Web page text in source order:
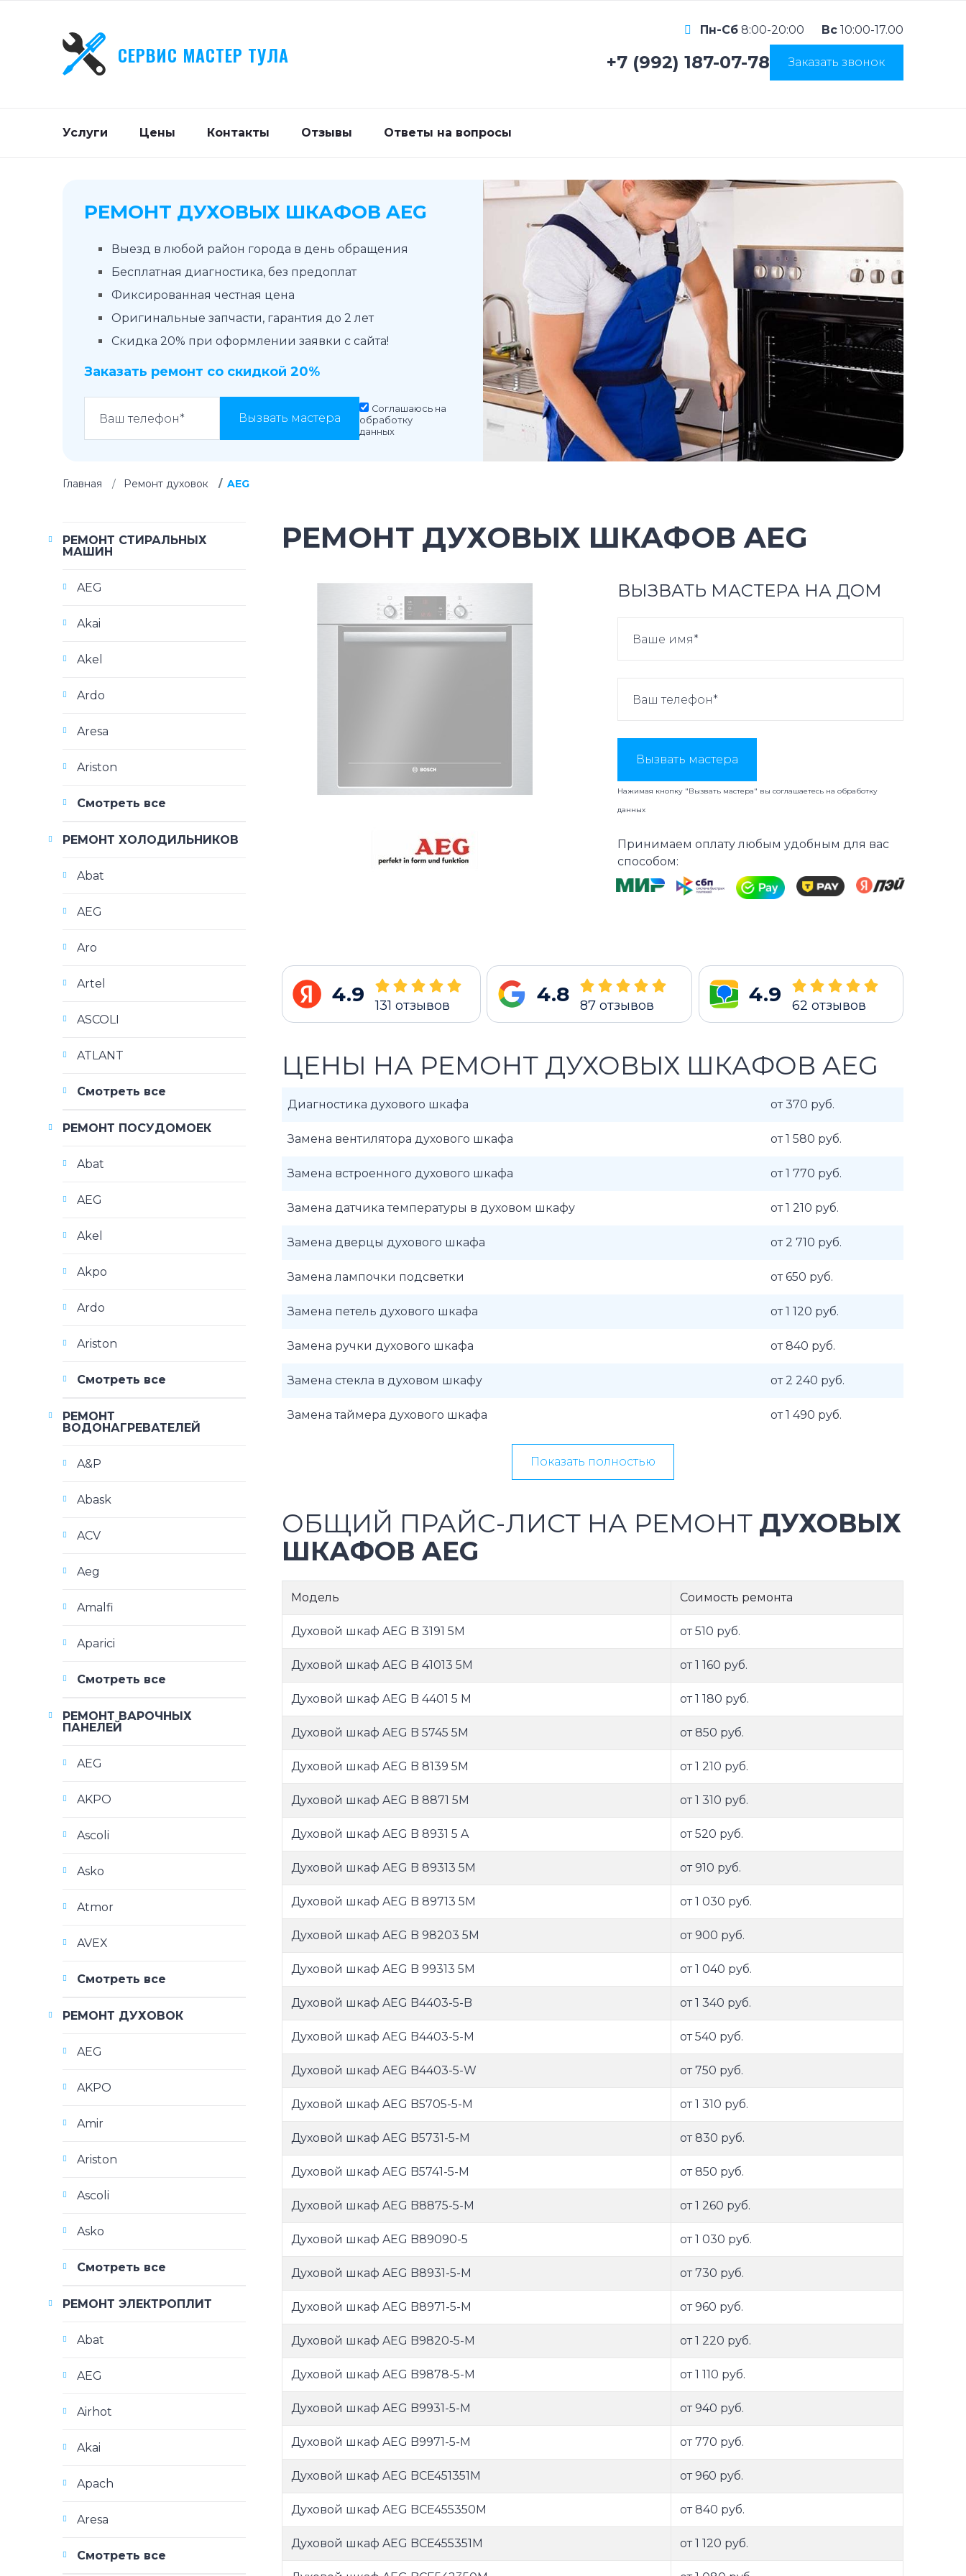
СЕРВИС МАСТЕР ТУЛА
Пн-Сб 8:00-20:00 Вс 10:00-17.00
+7 (992) 187-07-78 Заказать звонок
Услуги Цены Контакты Отзывы Ответы на вопросы
РЕМОНТ ДУХОВЫХ ШКАФОВ AEG
Выезд в любой район города в день обращения
Бесплатная диагностика, без предоплат
Фиксированная честная цена
Оригинальные запчасти, гарантия до 2 лет
Скидка 20% при оформлении заявки с сайта!
Заказать ремонт со скидкой 20%
Вызвать мастера
Соглашаюсь на
обработку
данных
Главная Ремонт духовок AEG
РЕМОНТ ДУХОВЫХ ШКАФОВ AEG
ВЫЗВАТЬ МАСТЕРА НА ДОМ
Вызвать мастера
Нажимая кнопку "Вызвать мастера" вы соглашаетесь наобработку
данных
Принимаем оплату любым удобным для вас
способом:
4.9 131 отзывов 4.8 87 отзывов 4.9 62 отзывов
ЦЕНЫ НА РЕМОНТ ДУХОВЫХ ШКАФОВ AEG
Диагностика духового шкафа от 370 руб.
Замена вентилятора духового шкафа от 1 580 руб.
Замена встроенного духового шкафа от 1 770 руб.
Замена датчика температуры в духовом шкафу от 1 210 руб.
Замена дверцы духового шкафа от 2 710 руб.
Замена лампочки подсветки от 650 руб.
Замена петель духового шкафа от 1 120 руб.
Замена ручки духового шкафа от 840 руб.
Замена стекла в духовом шкафу от 2 240 руб.
Замена таймера духового шкафа от 1 490 руб.
Показать полностью
ОБЩИЙ ПРАЙС-ЛИСТ НА РЕМОНТ ДУХОВЫХ
ШКАФОВ AEG
Модель Соимость ремонта
Духовой шкаф AEG B 3191 5M от 510 руб.
Духовой шкаф AEG B 41013 5M от 1 160 руб.
Духовой шкаф AEG B 4401 5 M от 1 180 руб.
Духовой шкаф AEG B 5745 5M от 850 руб.
Духовой шкаф AEG B 8139 5M от 1 210 руб.
Духовой шкаф AEG B 8871 5M от 1 310 руб.
Духовой шкаф AEG B 8931 5 A от 520 руб.
Духовой шкаф AEG B 89313 5M от 910 руб.
Духовой шкаф AEG B 89713 5M от 1 030 руб.
Духовой шкаф AEG B 98203 5M от 900 руб.
Духовой шкаф AEG B 99313 5M от 1 040 руб.
Духовой шкаф AEG B4403-5-B от 1 340 руб.
Духовой шкаф AEG B4403-5-M от 540 руб.
Духовой шкаф AEG B4403-5-W от 750 руб.
Духовой шкаф AEG B5705-5-M от 1 310 руб.
Духовой шкаф AEG B5731-5-M от 830 руб.
Духовой шкаф AEG B5741-5-M от 850 руб.
Духовой шкаф AEG B8875-5-M от 1 260 руб.
Духовой шкаф AEG B89090-5 от 1 030 руб.
Духовой шкаф AEG B8931-5-M от 730 руб.
Духовой шкаф AEG B8971-5-M от 960 руб.
Духовой шкаф AEG B9820-5-M от 1 220 руб.
Духовой шкаф AEG B9878-5-M от 1 110 руб.
Духовой шкаф AEG B9931-5-M от 940 руб.
Духовой шкаф AEG B9971-5-M от 770 руб.
Духовой шкаф AEG BCE451351M от 960 руб.
Духовой шкаф AEG BCE455350M от 840 руб.
Духовой шкаф AEG BCE455351M от 1 120 руб.
РЕМОНТ СТИРАЛЬНЫХ
МАШИН
AEG
Akai
Akel
Ardo
Aresa
Ariston
Смотреть все
РЕМОНТ ХОЛОДИЛЬНИКОВ
Abat
AEG
Aro
Artel
ASCOLI
ATLANT
Смотреть все
РЕМОНТ ПОСУДОМОЕК
Abat
AEG
Akel
Akpo
Ardo
Ariston
Смотреть все
РЕМОНТ
ВОДОНАГРЕВАТЕЛЕЙ
A&P
Abask
ACV
Aeg
Amalfi
Aparici
Смотреть все
РЕМОНТ ВАРОЧНЫХ
ПАНЕЛЕЙ
AEG
AKPO
Ascoli
Asko
Atmor
AVEX
Смотреть все
РЕМОНТ ДУХОВОК
AEG
AKPO
Amir
Ariston
Ascoli
Asko
Смотреть все
РЕМОНТ ЭЛЕКТРОПЛИТ
Abat
AEG
Airhot
Akai
Apach
Aresa
Смотреть все